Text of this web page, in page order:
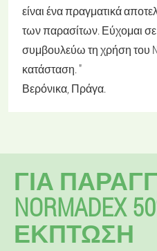
είναι ένα πραγματικά
των παρασίτων. Εύχομαι σε
συμβουλεύω τη χρήση του
κατάσταση. "
Βερόνικα, Πράγα.
ΓΙΑ
NORMADEX
ΕΚΠΤΩΣΗ